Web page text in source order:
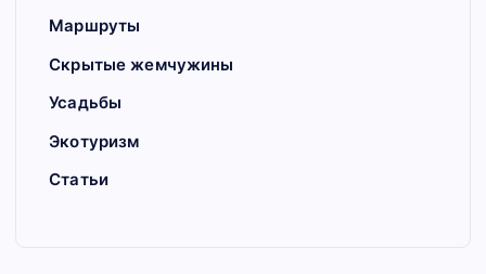
Маршруты
Скрытые жемчужины
Усадьбы
Экотуризм
Статьи